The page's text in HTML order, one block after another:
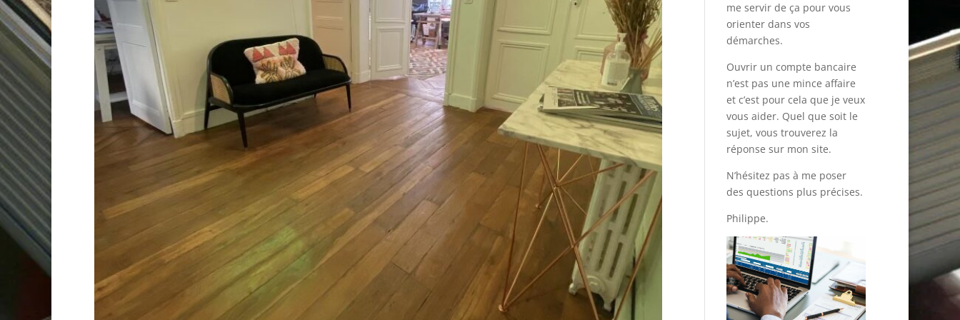
me servir de ça pour vous
orienter dans vos
démarches.
Ouvrir un compte bancaire
n’est pas une mince affaire
et c’est pour cela que je veux
vous aider. Quel que soit le
sujet, vous trouverez la
réponse sur mon site.
N’hésitez pas à me poser
des questions plus précises.
Philippe.